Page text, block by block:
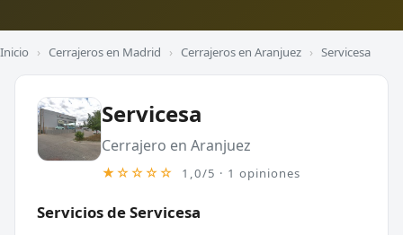
Inicio › Cerrajeros en Madrid › Cerrajeros en Aranjuez › Servicesa
Servicesa
Cerrajero en Aranjuez
★☆☆☆☆ 1,0/5 · 1 opiniones
Servicios de Servicesa